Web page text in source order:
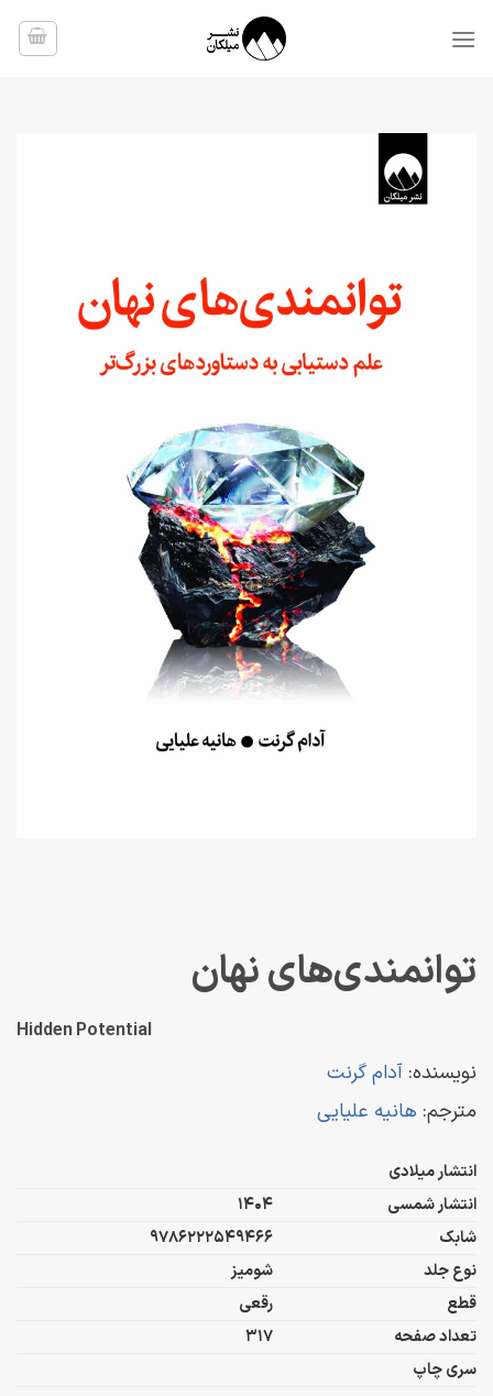
توانمندی‌های نهان
Hidden Potential
نویسنده: آدام گرنت
مترجم: هانیه علیایی
انتشار میلادی
انتشار شمسی
1404
شابک
9786222549466
نوع جلد
شومیز
قطع
رقعی
تعداد صفحه
317
سری چاپ